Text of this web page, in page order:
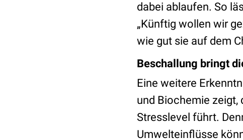
dabei ablaufen. So
„Künftig wollen wir
wie gut sie auf dem
Beschallung bringt
Eine weitere
und Biochemie zeigt,
Stresslevel führt.
Umwelteinflüsse